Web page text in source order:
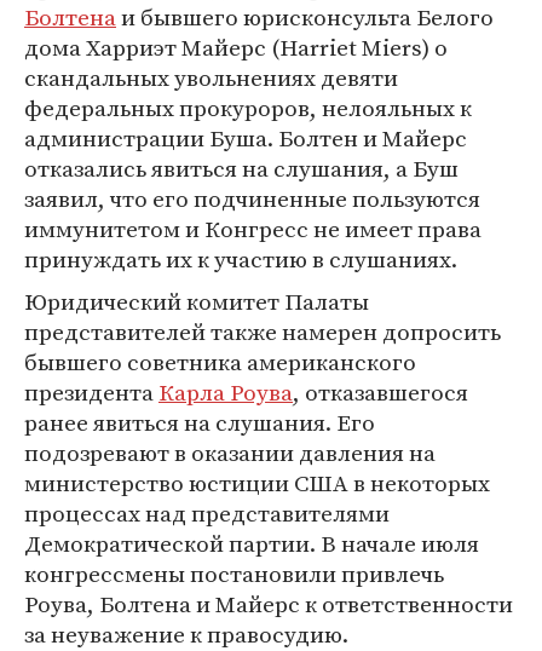
Болтенаи бывшего юрисконсульта Белого
дома Харриэт Майерс (Harriet Miers) о
скандальных увольнениях девяти
федеральных прокуроров, нелояльных к
администрации Буша. Болтен и Майерс
отказались явиться на слушания, а Буш
заявил, что его подчиненные пользуются
иммунитетом и Конгресс не имеет права
принуждать их к участию в слушаниях.
Юридический комитет Палаты
представителей также намерен допросить
бывшего советника американского
президентаКарла Роува, отказавшегося
ранее явиться на слушания. Его
подозревают в оказании давления на
министерство юстиции США в некоторых
процессах над представителями
Демократической партии. В начале июля
конгрессмены постановили привлечь
Роува, Болтена и Майерс к ответственности
за неуважение к правосудию.